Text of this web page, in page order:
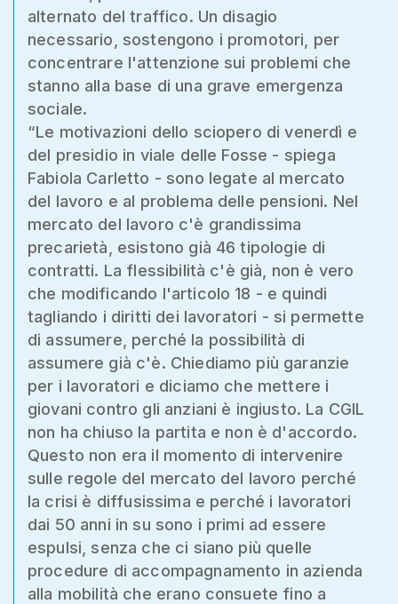
alternato del traffico. Un disagio
necessario, sostengono i promotori, per
concentrare l'attenzione sui problemi che
stanno alla base di una grave emergenza
sociale.
“Le motivazioni dello sciopero di venerdì e
del presidio in viale delle Fosse - spiega
Fabiola Carletto - sono legate al mercato
del lavoro e al problema delle pensioni. Nel
mercato del lavoro c'è grandissima
precarietà, esistono già 46 tipologie di
contratti. La flessibilità c'è già, non è vero
che modificando l'articolo 18 - e quindi
tagliando i diritti dei lavoratori - si permette
di assumere, perché la possibilità di
assumere già c'è. Chiediamo più garanzie
per i lavoratori e diciamo che mettere i
giovani contro gli anziani è ingiusto. La CGIL
non ha chiuso la partita e non è d'accordo.
Questo non era il momento di intervenire
sulle regole del mercato del lavoro perché
la crisi è diffusissima e perché i lavoratori
dai 50 anni in su sono i primi ad essere
espulsi, senza che ci siano più quelle
procedure di accompagnamento in azienda
alla mobilità che erano consuete fino a